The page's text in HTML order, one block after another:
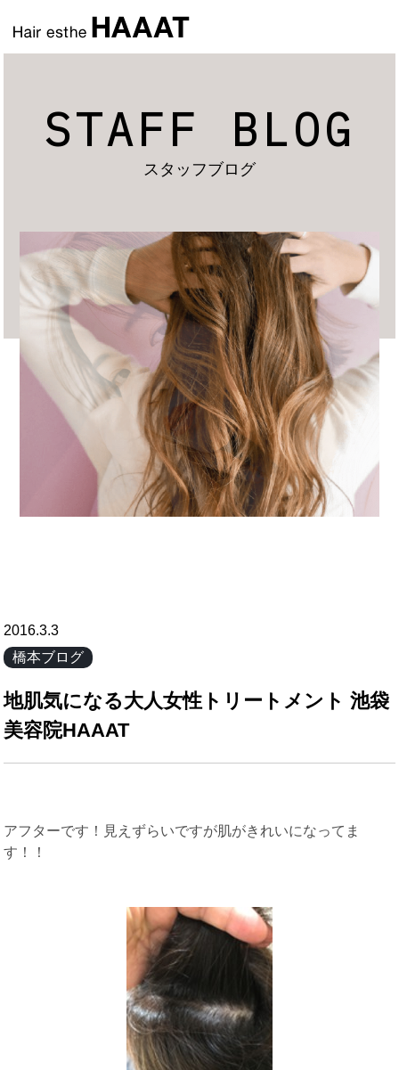
STAFF BLOG
スタッフブログ
2016.3.3
橋本ブログ
地肌気になる大人女性トリートメント 池袋
美容院HAAAT
アフターです！見えずらいですが肌がきれいになってま
す！！